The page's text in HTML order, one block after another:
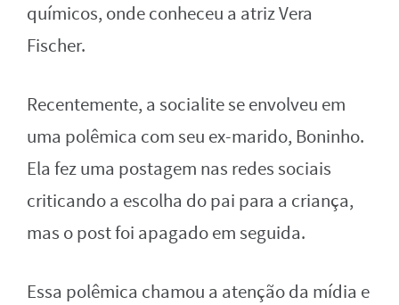
químicos, onde conheceu a atriz Vera
Fischer.
Recentemente, a socialite se envolveu em
uma polêmica com seu ex-marido, Boninho.
Ela fez uma postagem nas redes sociais
criticando a escolha do pai para a criança,
mas o post foi apagado em seguida.
Essa polêmica chamou a atenção da mídia e